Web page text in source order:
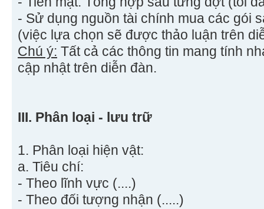
- Sử dụng nguồn tài chính mua các gói
(việc lựa chọn sẽ được thảo luận trên
Chú ý: Tất cả các thông tin mang tính
cập nhật trên diễn đàn.
III. Phân loại - lưu trữ
1. Phân loại hiện vật:
a. Tiêu chí:
- Theo lĩnh vực (....)
- Theo đối tượng nhận (.....)